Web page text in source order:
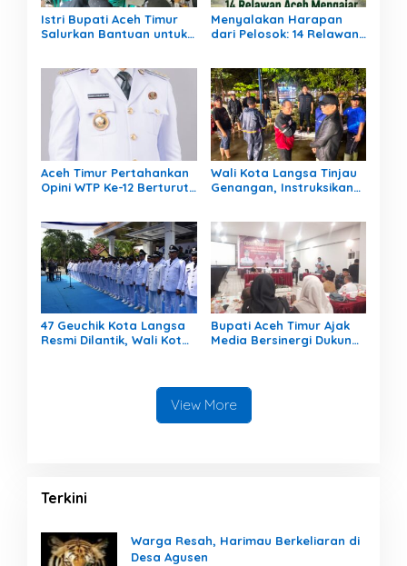
Istri Bupati Aceh Timur
Salurkan Bantuan untuk
Menyalakan Harapan
dari Pelosok: 14 Relawan
Tamiang
Aceh Timur Pertahankan
Opini WTP Ke-12 Berturut-
Wali Kota Langsa Tinjau
Genangan, Instruksikan
47 Geuchik Kota Langsa
Resmi Dilantik, Wali Kota
Bupati Aceh Timur Ajak
Media Bersinergi Dukung
View More
Terkini
Warga Resah, Harimau Berkeliaran di
Desa Agusen